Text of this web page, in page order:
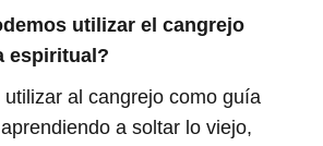
utilizar el cangrejo
espiritual?
utilizar al cangrejo como guía
a soltar lo viejo,